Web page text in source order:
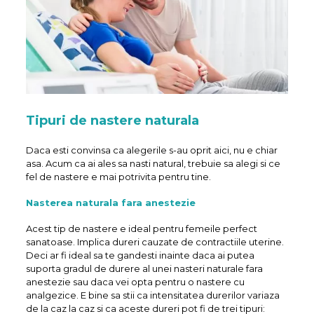
Tipuri de nastere naturala
Daca esti convinsa ca alegerile s-au oprit aici, nu e chiar
asa. Acum ca ai ales sa nasti natural, trebuie sa alegi si ce
fel de nastere e mai potrivita pentru tine.
Nasterea naturala fara anestezie
Acest tip de nastere e ideal pentru femeile perfect
sanatoase. Implica dureri cauzate de contractiile uterine.
Deci ar fi ideal sa te gandesti inainte daca ai putea
suporta gradul de durere al unei nasteri naturale fara
anestezie sau daca vei opta pentru o nastere cu
analgezice. E bine sa stii ca intensitatea durerilor variaza
de la caz la caz si ca aceste dureri pot fi de trei tipuri: